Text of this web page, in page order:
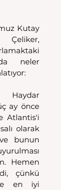
Kutay
Çeliker,
neler
Haydar
ay önce
Atlantis'i
olarak
bunun
Hemen
çünkü
en iyi